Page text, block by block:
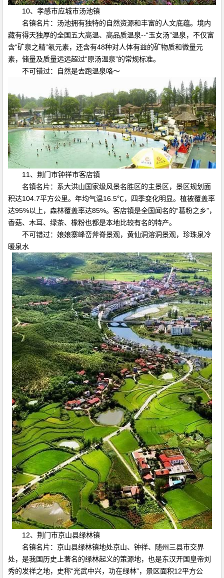
10、孝感市应城市汤池镇
名镇名片：汤池拥有独特的自然资源和丰富的人文底蕴。境内
藏有得天独厚的全国五大高温、高品质温泉--“玉女汤”温泉，不仅富
含“矿泉之精”氡元素，还含有48种对人体有益的矿物质和微量元
素，储量及质量远远超过“原汤温泉”的常规标准。
不可错过：自然是去跑温泉咯～
11、荆门市钟祥市客店镇
名镇名片：系大洪山国家级风景名胜区的主景区，景区规划面
积达104.7平方公里。年均气温16.5℃，四季变化明显。植被覆盖率
达95%以上，森林覆盖率达85%。客店镇是全国闻名的“葛粉之乡”，
香菇、木耳、绿茶、橡粉也都是本地比较有名的特产。
不可错过：娘娘寨峰峦斧脊景观，黄仙洞溶洞景观，珍珠泉冷
暖泉水
12、荆门市京山县绿林镇
名镇名片：京山县绿林镇地处京山、钟祥、随州三县市交界
处，是我国历史上著名的绿林起义的策源地，也是东汉开国皇帝刘
秀的发祥之地，史称“光武中兴，功在绿林”，景区面积12平方公